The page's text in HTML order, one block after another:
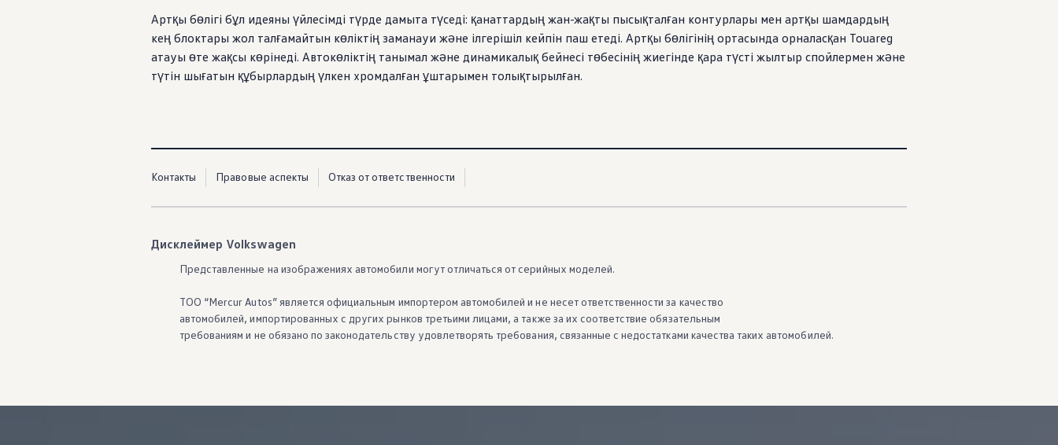
Артқы бөлігі бұл идеяны үйлесімді түрде дамыта түседі: қанаттардың жан-жақты пысықталған контурлары мен артқы шамдардың
кең блоктары жол талғамайтын көліктің заманауи және ілгерішіл кейпін паш етеді. Артқы бөлігінің ортасында орналасқан Touareg
атауы өте жақсы көрінеді. Автокөліктің танымал және динамикалық бейнесі төбесінің жиегінде қара түсті жылтыр спойлермен және
түтін шығатын құбырлардың үлкен хромдалған ұштарымен толықтырылған.
Контакты Правовые аспекты Отказ от ответственности
Дисклеймер Volkswagen
Представленные на изображениях автомобили могут отличаться от серийных моделей.
ТОО “Mercur Autos” является официальным импортером автомобилей и не несет ответственности за качество
автомобилей, импортированных с других рынков третьими лицами, а также за их соответствие обязательным
требованиям и не обязано по законодательству удовлетворять требования, связанные с недостатками качества таких автомобилей.